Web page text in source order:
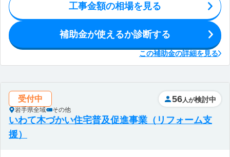
工事金額の相場を見る
補助金が使えるか診断する
この補助金の詳細を見る
受付中
岩手県全域 その他
56 人が検討中
いわて木づかい住宅普及促進事業（リフォーム支
援）